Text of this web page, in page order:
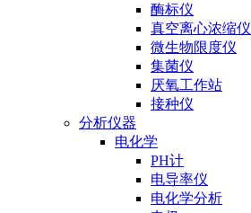
酶标仪
真空离心浓缩仪
微生物限度仪
集菌仪
厌氧工作站
接种仪
分析仪器
电化学
PH计
电导率仪
电化学分析